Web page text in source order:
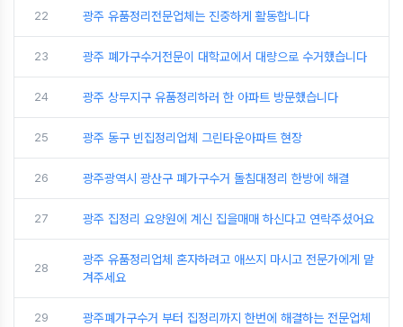
22 광주 유품정리전문업체는 진중하게 활동합니다
23 광주 폐가구수거전문이 대학교에서 대량으로 수거했습니다
24 광주 상무지구 유품정리하러 한 아파트 방문했습니다
25 광주 동구 빈집정리업체 그린타운아파트 현장
26 광주광역시 광산구 폐가구수거 돌침대정리 한방에 해결
27 광주 집정리 요양원에 계신 집을매매 하신다고 연락주셨어요
28
광주 유품정리업체 혼자하려고 애쓰지 마시고 전문가에게 맡
겨주세요
29 광주폐가구수거 부터 집정리까지 한번에 해결하는 전문업체